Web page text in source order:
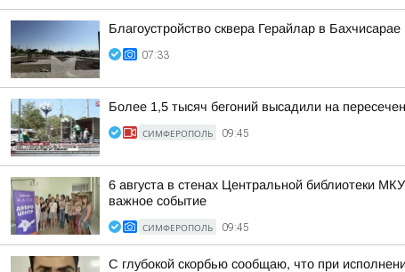
Благоустройство сквера Герайлар в
07:33
Более 1,5 тысяч бегоний высадили на
СИМФЕРОПОЛЬ 09:45
6 августа в стенах Центральной библиотеки
важное событие
СИМФЕРОПОЛЬ 09:45
С глубокой скорбью сообщаю, что при